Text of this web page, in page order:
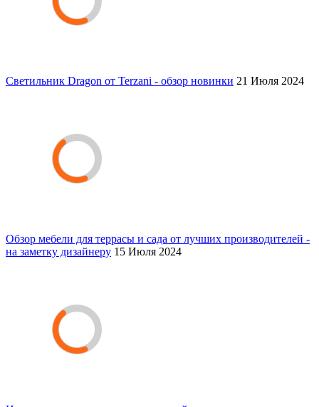
Светильник Dragon от Terzani - обзор новинки 21 Июля 2024
Обзор мебели для террасы и сада от лучших производителей -
на заметку дизайнеру 15 Июля 2024